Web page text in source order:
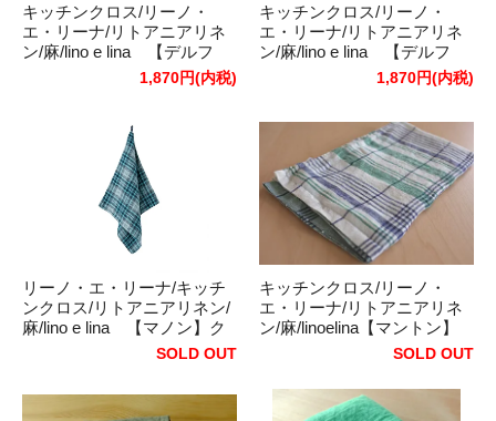
キッチンクロス/リーノ・
エ・リーナ/リトアニアリネ
ン/麻/lino e lina 【デルフ
ィ】パープルグリーン1,870円(内税)
キッチンクロス/リーノ・
エ・リーナ/リトアニアリネ
ン/麻/lino e lina 【デルフ
ィ】グリーンイエロー1,870円(内税)
リーノ・エ・リーナ/キッチ
ンクロス/リトアニアリネン/
麻/lino e lina 【マノン】ク
SOLD OUT
キッチンクロス/リーノ・
エ・リーナ/リトアニアリネ
ン/麻/linoelina【マントン】
SOLD OUT